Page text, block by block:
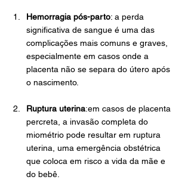
Hemorragia pós-parto: a perda
significativa de sangue é uma das
complicações mais comuns e graves,
especialmente em casos onde a
placenta não se separa do útero após
o nascimento.
Ruptura uterina:em casos de placenta
percreta, a invasão completa do
miométrio pode resultar em ruptura
uterina, uma emergência obstétrica
que coloca em risco a vida da mãe e
do bebê.